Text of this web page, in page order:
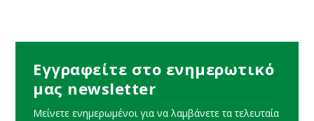
Εγγραφείτε στο ενημερωτικό
μας newsletter
Μείνετε ενημερωμένοι για να λαμβάνετε τα τελευταία